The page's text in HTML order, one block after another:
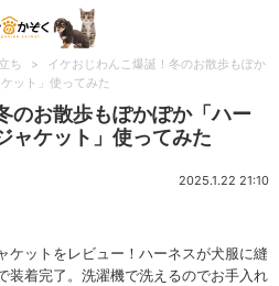
ち >
イケおじわんこ爆誕！冬のお散歩もぽか
ット」使ってみた
のお散歩もぽかぽか「ハー
ャケット」使ってみた
2025.1.22 21:10
ケットをレビュー！ハーネスが犬服に縫
装着完了。洗濯機で洗えるのでお手入れ